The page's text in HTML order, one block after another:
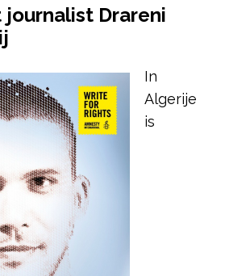
Drareni
In
Algerije
is